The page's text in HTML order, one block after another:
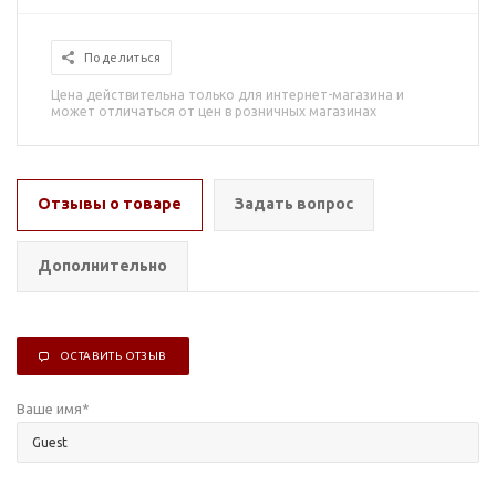
Поделиться
Цена действительна только для интернет-магазина и
может отличаться от цен в розничных магазинах
Отзывы о товаре Задать вопрос
Дополнительно
ОСТАВИТЬ ОТЗЫВ
Ваше имя*